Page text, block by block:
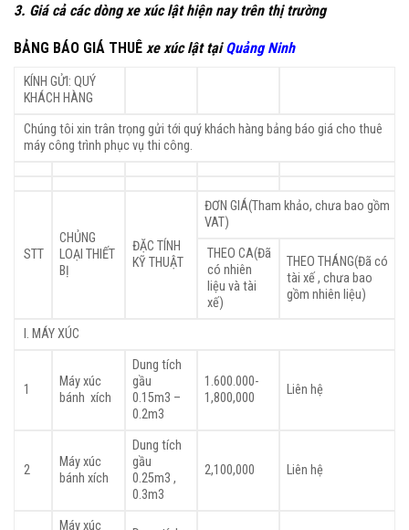
3. Giá cả các dòng xe xúc lật hiện nay trên thị trường
BẢNG BÁO GIÁ THUÊ xe xúc lật tạiQuảng Ninh
KÍNH GỬI: QUÝ
KHÁCH HÀNG
Chúng tôi xin trân trọng gửi tới quý khách hàng bảng báo giá cho thuê
máy công trình phục vụ thi công.
STT
CHỦNG
LOẠI THIẾT
BỊ
ĐẶC TÍNH
KỸ THUẬT
ĐƠN GIÁ(Tham khảo, chưa bao gồm
VAT)
THEO CA(Đã
có nhiên
liệu và tài
xế)
THEO THÁNG(Đã có
tài xế , chưa bao
gồm nhiên liệu)
I. MÁY XÚC
1
Máy xúc
bánh xích
Dung tích
gầu
0.15m3 –
0.2m3
1.600.000-
1,800,000
Liên hệ
2
Máy xúc
bánh xích
Dung tích
gầu
0.25m3 ,
0.3m3
2,100,000 Liên hệ
Máy xúc